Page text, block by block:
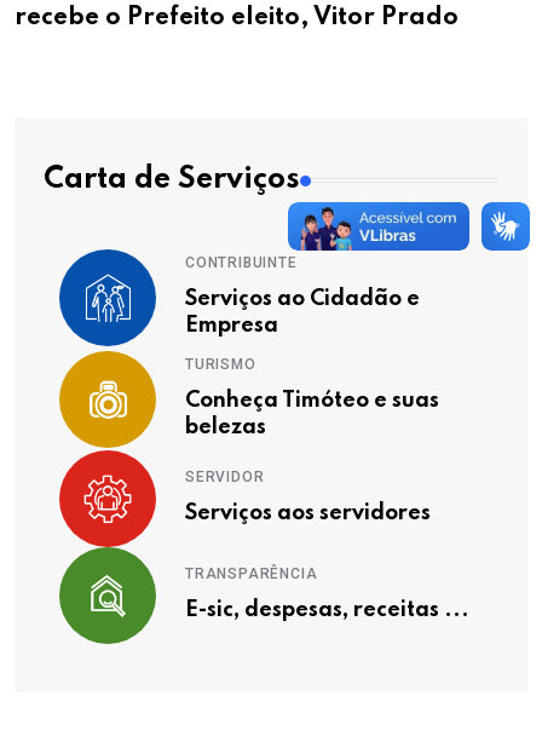
recebe o Prefeito eleito, Vitor Prado
Carta de Serviços
CONTRIBUINTE
Serviços ao Cidadão e
Empresa
TURISMO
Conheça Timóteo e suas
belezas
SERVIDOR
Serviços aos servidores
TRANSPARÊNCIA
E-sic, despesas, receitas ...